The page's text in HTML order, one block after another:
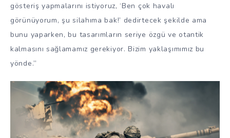
gösteriş yapmalarını istiyoruz, ‘Ben çok havalı
görünüyorum, şu silahıma bak!’ dedirtecek şekilde ama
bunu yaparken, bu tasarımların seriye özgü ve otantik
kalmasını sağlamamız gerekiyor. Bizim yaklaşımımız bu
yönde.”